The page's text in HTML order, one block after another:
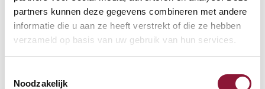
partners kunnen deze gegevens combineren met andere
informatie die u aan ze heeft verstrekt of die ze hebben
verzameld op basis van uw gebruik van hun services.
Noodzakelijk
FUSSRING AUS POLIERTEM ALUMINIUM ?